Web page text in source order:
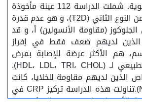
القلب والأوعية الدموية. شملت الدراسة 112 عينة مأخوذة
من مرضى السكري من النوع الثاني (T2D)، و هو عدم قدرة
الجلوكوز (مقاومة الأنسولين) أ، و قد
لديهم ضعف فقط في إفراز
هم الأكثر عرضة للإصابة بمرض
السكري. المعدل الطبيعي لـ (HDL، LDL، TRI، CHOL).
الذين لديهم مقاومة للخلايا، كانت
النتائج أعلى من (NR).تناولت هذه الدراسة تركيز CRP في
الأنسولين لدى مرضى السكري من